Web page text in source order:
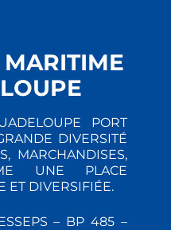
PORT
DIVERSITÉ
MARCHANDISES,
UNE PLACE
ET DIVERSIFIÉE.
– BP 485 –